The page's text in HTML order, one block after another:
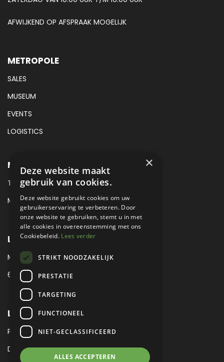
AFWIJKEND OP AFSPRAAK MOGELIJK
METROPOLE
SALES
MUSEUM
EVENTS
LOGISTICS
METROPOLE SALES CONTACT
TEL:+31 (0) 88 425 94 00
MAIL:SALES@METROPOLE.NL
LOCATIE
MEUBELLAAN 1 / VIA ENZO FERRARI
6651 KV DRUTEN / THE NETHERLANDS
LEGAL
PRIVACY VERKLARING
DISCLAIMER|SITEMAP
×
Deze website maakt
gebruik van cookies.
Deze website gebruikt cookies om uw
gebruikerservaring te verbeteren. Door
onze website te gebruiken, stemt u in met
alle cookies in overeenstemming met ons
Cookiebeleid. Lees verder
STRIKT NOODZAKELIJK
PRESTATIE
TARGETING
FUNCTIONEEL
NIET-GECLASSIFICEERD
ALLES ACCEPTEREN